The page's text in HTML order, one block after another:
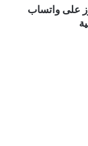
على واتساب